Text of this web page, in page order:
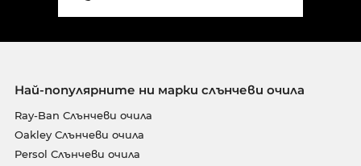
Най-популярните ни марки слънчеви очила
Ray-Ban Слънчеви очила
Oakley Слънчеви очила
Persol Слънчеви очила